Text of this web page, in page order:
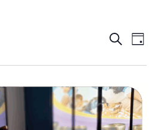
y
de
Buscar
de
de
Día